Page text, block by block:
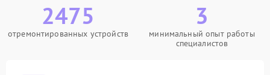
2475
отремонтированных устройств
3
минимальный опыт работы
специалистов